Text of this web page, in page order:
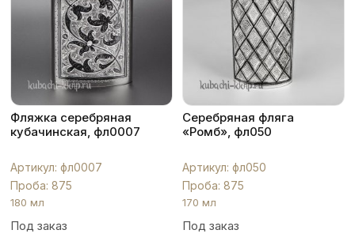
Фляжка серебряная
кубачинская, фл0007
Артикул: фл0007
Проба: 875
180 мл
Под заказ
Серебряная фляга
«Ромб», фл050
Артикул: фл050
Проба: 875
170 мл
Под заказ